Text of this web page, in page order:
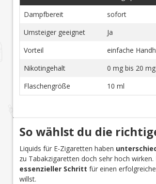
Dampfbereit
sofort
Umsteiger geeignet
Ja
Vorteil
einfache
Nikotingehalt
0 mg bis 20 mg
Flaschengröße
10 ml
So wählst du die
Liquids für E-Zigaretten haben
zu Tabakzigaretten doch sehr hoch
essenzieller Schritt für einen
willst.